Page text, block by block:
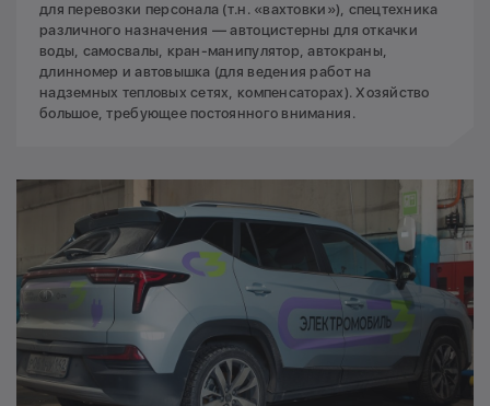
для перевозки персонала (т.н. «вахтовки»), спецтехника
различного назначения — автоцистерны для откачки
воды, самосвалы, кран-манипулятор, автокраны,
длинномер и автовышка (для ведения работ на
надземных тепловых сетях, компенсаторах). Хозяйство
большое, требующее постоянного внимания.